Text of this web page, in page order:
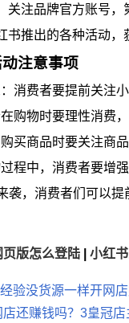
关注品牌官方账号，
书推出的各种活动，
注意事项
消费者要提前关注
购物时要理性消费，
买商品时要关注商
程中，消费者要增
袭，消费者们可以提
页版怎么登陆 小红
验没货源一样开网
还赚钱吗？3皇冠店